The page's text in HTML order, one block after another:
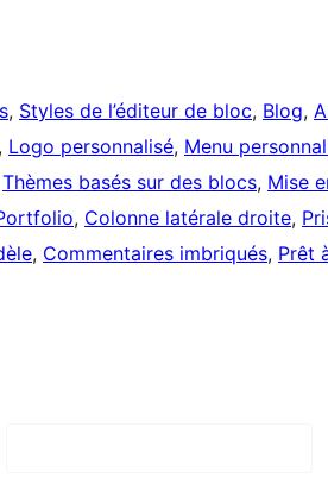
, Styles de l’éditeur de bloc, Blog,
, Logo personnalisé, Menu
Thèmes basés sur des blocs, Mise
, Colonne latérale droite,
, Commentaires imbriqués, Prêt